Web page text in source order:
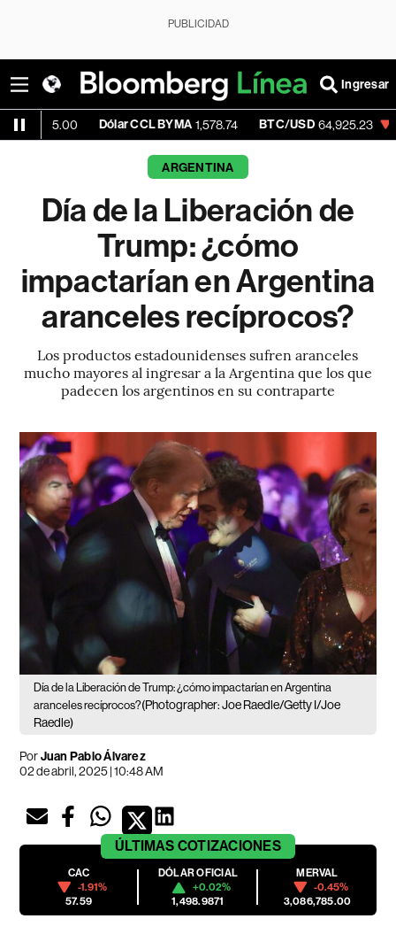
PUBLICIDAD
Ingresar
Dólar CCL BYMA 1,578.74 BTC/USD 64,925.23 -0.02%
ARGENTINA
Día de la Liberación de
Trump: ¿cómo
impactarían en Argentina
aranceles recíprocos?
Los productos estadounidenses sufren aranceles
mucho mayores al ingresar a la Argentina que los que
padecen los argentinos en su contraparte
Día de la Liberación de Trump: ¿cómo impactarían en Argentina
aranceles recíprocos?(Photographer: Joe Raedle/Getty I/Joe
Raedle)
PorJuan Pablo Álvarez
02 de abril, 2025 | 10:48 AM
ÚLTIMAS COTIZACIONES
CAC
-1.91%
57.59
DÓLAR OFICIAL
+0.02%
1,498.9871
MERVAL
-0.45%
3,086,785.00